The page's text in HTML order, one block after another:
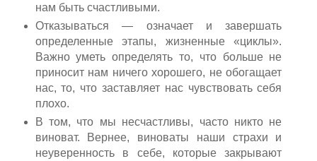
нам быть счастливыми.
Отказываться — означает и завершать
определенные этапы, жизненные «циклы».
Важно уметь определять то, что больше не
приносит нам ничего хорошего, не обогащает
нас, то, что заставляет нас чувствовать себя
плохо.
В том, что мы несчастливы, часто никто не
виноват. Вернее, виноваты наши страхи и
неуверенность в себе, которые закрывают